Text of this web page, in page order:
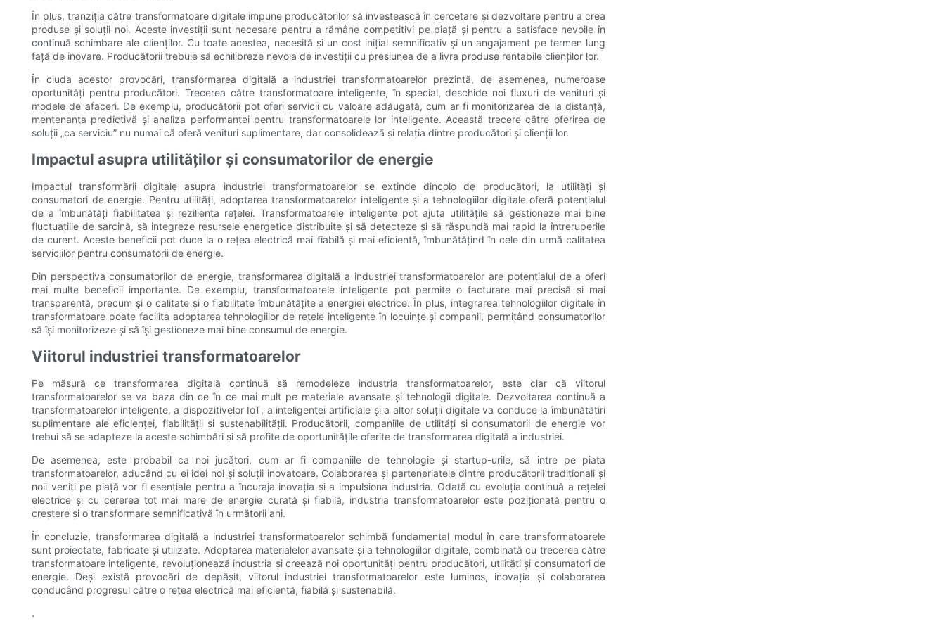
În plus, tranziția către transformatoare digitale impune producătorilor să investească în cercetare și dezvoltare pentru a crea
produse și soluții noi. Aceste investiții sunt necesare pentru a rămâne competitivi pe piață și pentru a satisface nevoile în
continuă schimbare ale clienților. Cu toate acestea, necesită și un cost inițial semnificativ și un angajament pe termen lung
față de inovare. Producătorii trebuie să echilibreze nevoia de investiții cu presiunea de a livra produse rentabile clienților lor.
În ciuda acestor provocări, transformarea digitală a industriei transformatoarelor prezintă, de asemenea, numeroase
oportunități pentru producători. Trecerea către transformatoare inteligente, în special, deschide noi fluxuri de venituri și
modele de afaceri. De exemplu, producătorii pot oferi servicii cu valoare adăugată, cum ar fi monitorizarea de la distanță,
mentenanța predictivă și analiza performanței pentru transformatoarele lor inteligente. Această trecere către oferirea de
soluții „ca serviciu” nu numai că oferă venituri suplimentare, dar consolidează și relația dintre producători și clienții lor.
Impactul asupra utilităților și consumatorilor de energie
Impactul transformării digitale asupra industriei transformatoarelor se extinde dincolo de producători, la utilități și
consumatori de energie. Pentru utilități, adoptarea transformatoarelor inteligente și a tehnologiilor digitale oferă potențialul
de a îmbunătăți fiabilitatea și reziliența rețelei. Transformatoarele inteligente pot ajuta utilitățile să gestioneze mai bine
fluctuațiile de sarcină, să integreze resursele energetice distribuite și să detecteze și să răspundă mai rapid la întreruperile
de curent. Aceste beneficii pot duce la o rețea electrică mai fiabilă și mai eficientă, îmbunătățind în cele din urmă calitatea
serviciilor pentru consumatorii de energie.
Din perspectiva consumatorilor de energie, transformarea digitală a industriei transformatoarelor are potențialul de a oferi
mai multe beneficii importante. De exemplu, transformatoarele inteligente pot permite o facturare mai precisă și mai
transparentă, precum și o calitate și o fiabilitate îmbunătățite a energiei electrice. În plus, integrarea tehnologiilor digitale în
transformatoare poate facilita adoptarea tehnologiilor de rețele inteligente în locuințe și companii, permițând consumatorilor
să își monitorizeze și să își gestioneze mai bine consumul de energie.
Viitorul industriei transformatoarelor
Pe măsură ce transformarea digitală continuă să remodeleze industria transformatoarelor, este clar că viitorul
transformatoarelor se va baza din ce în ce mai mult pe materiale avansate și tehnologii digitale. Dezvoltarea continuă a
transformatoarelor inteligente, a dispozitivelor IoT, a inteligenței artificiale și a altor soluții digitale va conduce la îmbunătățiri
suplimentare ale eficienței, fiabilității și sustenabilității. Producătorii, companiile de utilități și consumatorii de energie vor
trebui să se adapteze la aceste schimbări și să profite de oportunitățile oferite de transformarea digitală a industriei.
De asemenea, este probabil ca noi jucători, cum ar fi companiile de tehnologie și startup-urile, să intre pe piața
transformatoarelor, aducând cu ei idei noi și soluții inovatoare. Colaborarea și parteneriatele dintre producătorii tradiționali și
noii veniți pe piață vor fi esențiale pentru a încuraja inovația și a impulsiona industria. Odată cu evoluția continuă a rețelei
electrice și cu cererea tot mai mare de energie curată și fiabilă, industria transformatoarelor este poziționată pentru o
creștere și o transformare semnificativă în următorii ani.
În concluzie, transformarea digitală a industriei transformatoarelor schimbă fundamental modul în care transformatoarele
sunt proiectate, fabricate și utilizate. Adoptarea materialelor avansate și a tehnologiilor digitale, combinată cu trecerea către
transformatoare inteligente, revoluționează industria și creează noi oportunități pentru producători, utilități și consumatori de
energie. Deși există provocări de depășit, viitorul industriei transformatoarelor este luminos, inovația și colaborarea
conducând progresul către o rețea electrică mai eficientă, fiabilă și sustenabilă.
.